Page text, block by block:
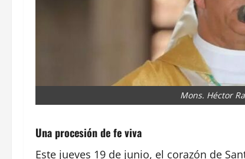
Mons. Héctor
Una procesión de fe viva
Este jueves 19 de junio, el corazón de